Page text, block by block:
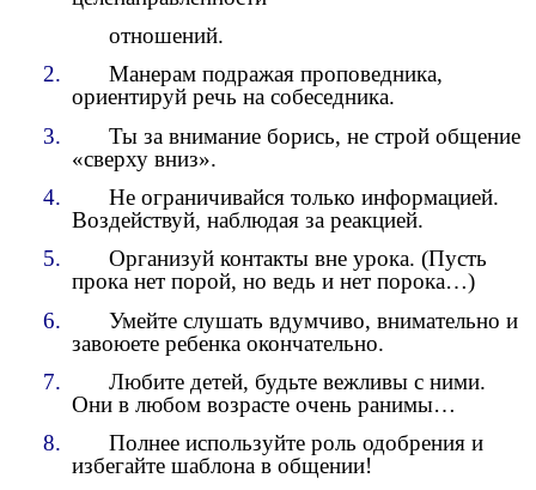
отношений.
2.
Манерам подражая проповедника,
ориентируй речь на собеседника.
3.
Ты за внимание борись, не строй общение
«сверху вниз».
4.
Не ограничивайся только информацией.
Воздействуй, наблюдая за реакцией.
5.
Организуй контакты вне урока. (Пусть
прока нет порой, но ведь и нет порока…)
6.
Умейте слушать вдумчиво, внимательно и
завоюете ребенка окончательно.
7.
Любите детей, будьте вежливы с ними.
Они в любом возрасте очень ранимы…
8.
Полнее используйте роль одобрения и
избегайте шаблона в общении!